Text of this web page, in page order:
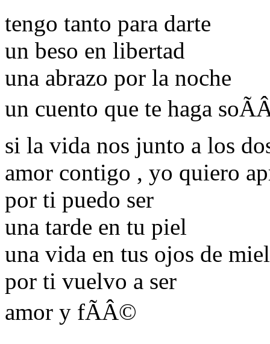
tengo tanto para darte
un beso en libertad
una abrazo por la noche
un cuento que te haga
si la vida nos junto a los
amor contigo , yo quiero
por ti puedo ser
una tarde en tu piel
una vida en tus ojos de miel
por ti vuelvo a ser
amor y fÃÂ©